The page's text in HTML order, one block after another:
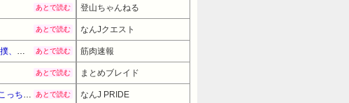
あとで読む 登山ちゃんねる
あとで読む なんJクエスト
【悲報】元EXILE・黒木啓司、妻・宮崎麗果被告へのDV事案で逮捕 宮崎は全身打撲、頭部裂傷及び打撲、頸部損傷の怪我 あとで読む 筋肉速報
あとで読む まとめブレイド
【悲報】有吉「『俺テレビ見ない』って言う奴おかしいだろ。団子屋で『団子食べない』って言うか？こっちは芸人だぞ」 あとで読む なんJ PRIDE